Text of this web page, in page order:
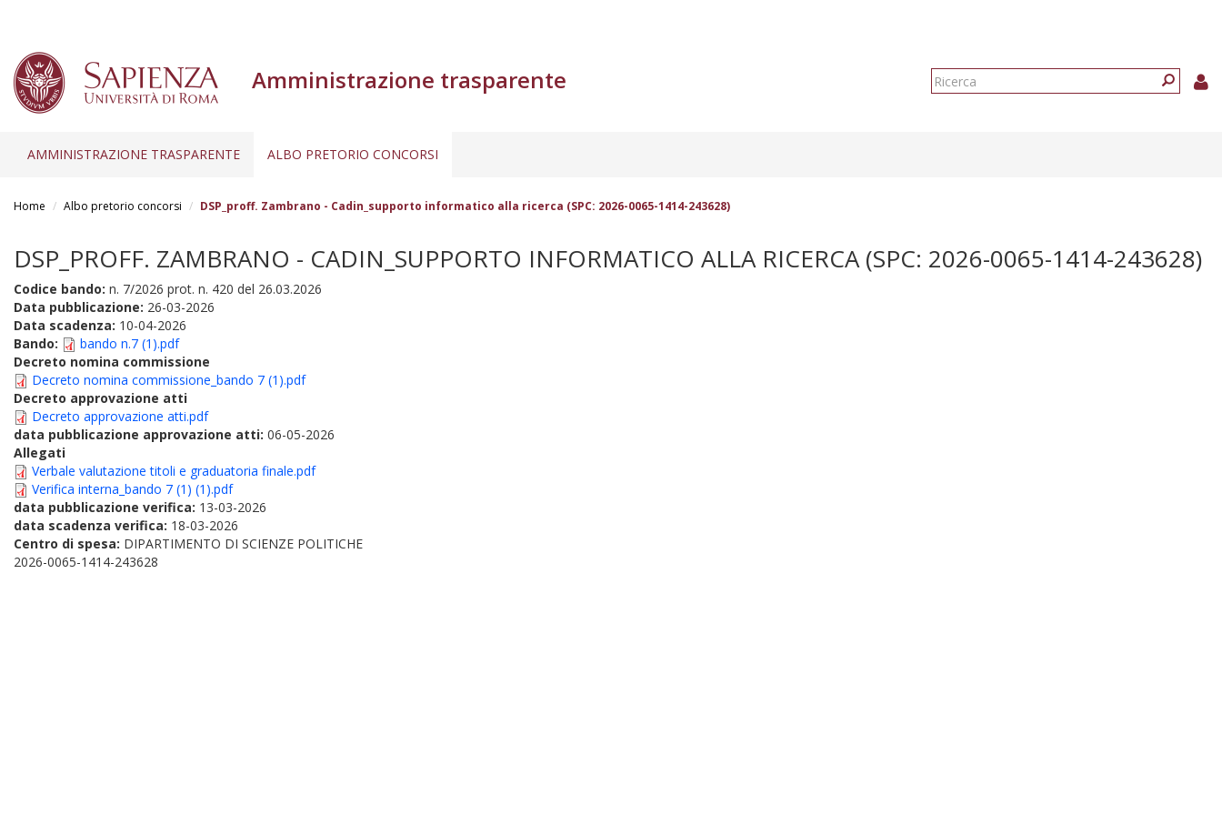
Amministrazione trasparente
Form
AMMINISTRAZIONE TRASPARENTE ALBO PRETORIO CONCORSI
Home Albo pretorio concorsi DSP_proff. Zambrano - Cadin_supporto informatico alla ricerca (SPC: 2026-0065-1414-243628)
DSP_PROFF. ZAMBRANO - CADIN_SUPPORTO INFORMATICO ALLA RICERCA (SPC: 2026-0065-1414-243628)
Codice bando: n. 7/2026 prot. n. 420 del 26.03.2026
Data pubblicazione: 26-03-2026
Data scadenza: 10-04-2026
Bando:
bando n.7 (1).pdf
Decreto nomina commissione
Decreto nomina commissione_bando 7 (1).pdf
Decreto approvazione atti
Decreto approvazione atti.pdf
data pubblicazione approvazione atti: 06-05-2026
Allegati
Verbale valutazione titoli e graduatoria finale.pdf
Verifica interna_bando 7 (1) (1).pdf
data pubblicazione verifica: 13-03-2026
data scadenza verifica: 18-03-2026
Centro di spesa: DIPARTIMENTO DI SCIENZE POLITICHE
2026-0065-1414-243628